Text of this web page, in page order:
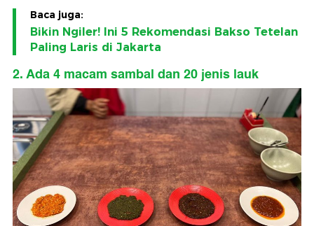
Baca juga:
Bikin Ngiler! Ini 5 Rekomendasi Bakso Tetelan
Paling Laris di Jakarta
2. Ada 4 macam sambal dan 20 jenis lauk